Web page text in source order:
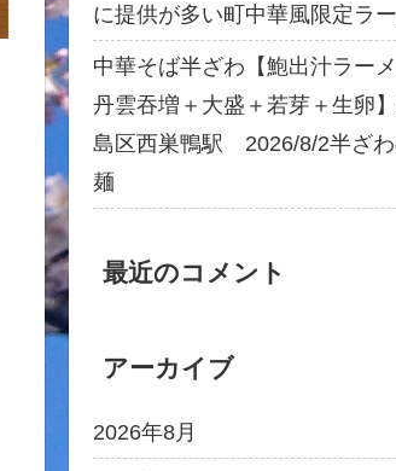
に提供が多い町中華風限定ラ
中華そば半ざわ【鮑出汁ラー
丹雲吞増＋大盛＋若芽＋生卵
島区西巣鴨駅 2026/8/2半ざわ
麺
最近のコメント
アーカイブ
2026年8月